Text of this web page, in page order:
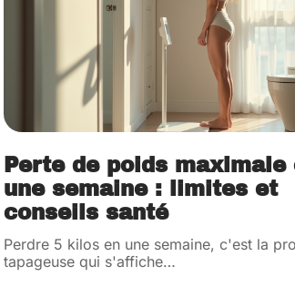
Perte de poids maximale
une semaine : limites et
conseils santé
Perdre 5 kilos en une semaine, c'est la
tapageuse qui s'affiche…